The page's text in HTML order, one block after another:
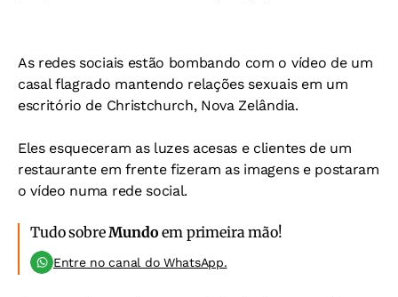
As redes sociais estão bombando com o vídeo de um
casal flagrado mantendo relações sexuais em um
escritório de Christchurch, Nova Zelândia.
Eles esqueceram as luzes acesas e clientes de um
restaurante em frente fizeram as imagens e postaram
o vídeo numa rede social.
Tudo sobreMundo em primeira mão!
Entre no canal do WhatsApp.